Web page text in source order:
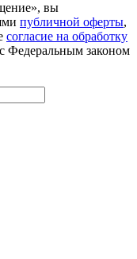
вы
публичной оферты,
согласие на обработку
Федеральным законом